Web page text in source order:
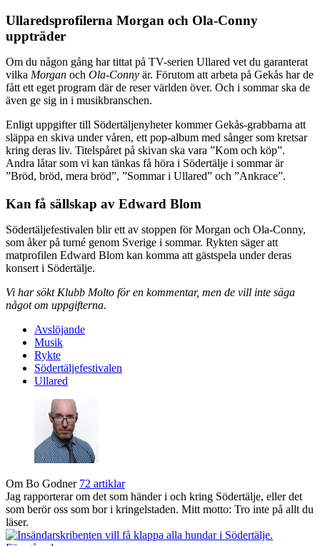
Ullaredsprofilerna Morgan och Ola-Conny
uppträder
Om du någon gång har tittat på TV-serien Ullared vet du garanterat
vilka Morgan och Ola-Conny är. Förutom att arbeta på Gekås har de
fått ett eget program där de reser världen över. Och i sommar ska de
även ge sig in i musikbranschen.
Enligt uppgifter till Södertäljenyheter kommer Gekås-grabbarna att
släppa en skiva under våren, ett pop-album med sånger som kretsar
kring deras liv. Titelspåret på skivan ska vara ”Kom och köp”.
Andra låtar som vi kan tänkas få höra i Södertälje i sommar är
”Bröd, bröd, mera bröd”, ”Sommar i Ullared” och ”Ankrace”.
Kan få sällskap av Edward Blom
Södertäljefestivalen blir ett av stoppen för Morgan och Ola-Conny,
som åker på turné genom Sverige i sommar. Rykten säger att
matprofilen Edward Blom kan komma att gästspela under deras
konsert i Södertälje.
Vi har sökt Klubb Molto för en kommentar, men de vill inte säga
något om uppgifterna.
Avslöjande
Musik
Rykte
Södertäljefestivalen
Ullared
Om Bo Godner 72 artiklar
Jag rapporterar om det som händer i och kring Södertälje, eller det
som berör oss som bor i kringelstaden. Mitt motto: Tro inte på allt du
läser.